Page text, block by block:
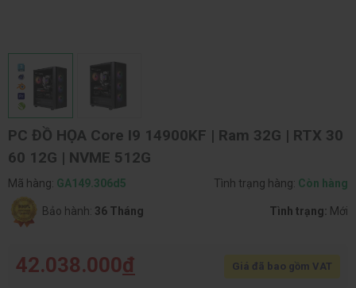
PC ĐỒ HỌA Core I9 14900KF | Ram 32G | RTX 30
60 12G | NVME 512G
Mã hàng: GA149.306d5 Tình trạng hàng: Còn hàng
Bảo hành: 36 Tháng Tình trạng: Mới
42.038.000đ Giá đã bao gồm VAT